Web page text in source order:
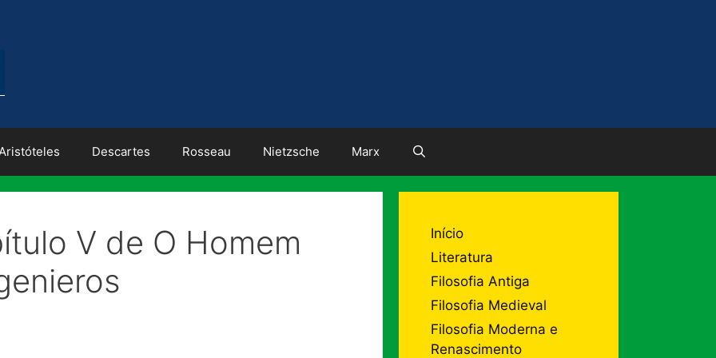
Descartes Rosseau Nietzsche Marx
V de O Homem
Início
Literatura
Filosofia Antiga
Filosofia Medieval
Filosofia Moderna e
Renascimento